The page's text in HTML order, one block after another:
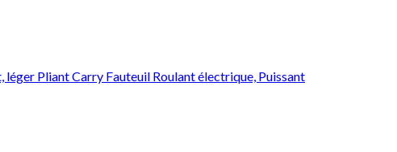
léger Pliant Carry Fauteuil Roulant électrique, Puissant